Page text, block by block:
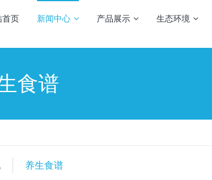
首页 新闻中心 产品展示 生态环境
食谱
养生食谱